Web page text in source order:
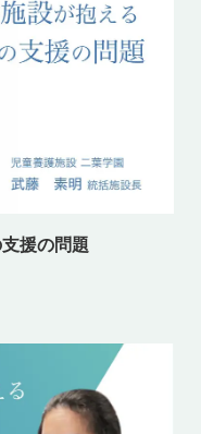
援の問題